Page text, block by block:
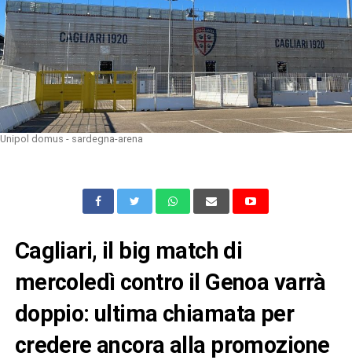
Unipol domus - sardegna-arena
Cagliari, il big match di
mercoledì contro il Genoa varrà
doppio: ultima chiamata per
credere ancora alla promozione